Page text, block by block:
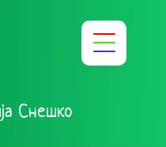
Снешко